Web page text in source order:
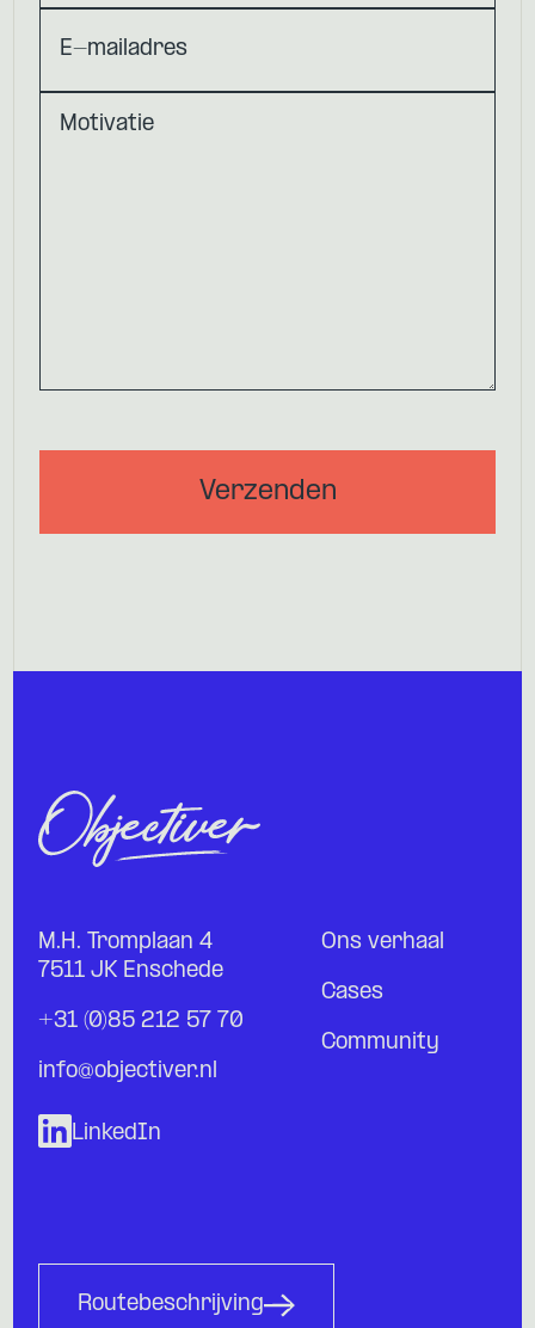
M.H. Tromplaan 4
7511 JK Enschede
+31 (0)85 212 57 70
info@objectiver.nl
Ons verhaal
Cases
Community
LinkedIn
Routebeschrijving